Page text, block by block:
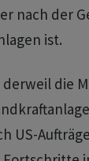
nach der
ist.
die
US-